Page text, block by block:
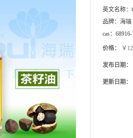
英文名称：
品牌： 海瑞
cas：
价格： ￥
发布日期：
更新日期：